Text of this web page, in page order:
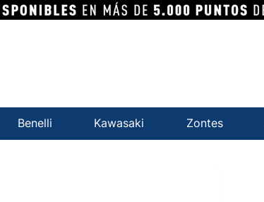
Benelli Kawasaki Zontes